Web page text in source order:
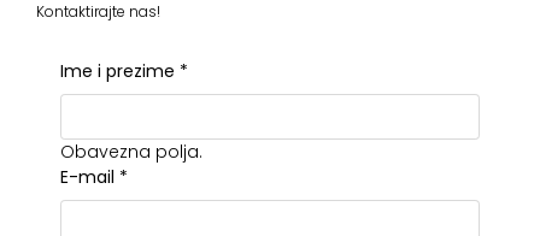
Kontaktirajte nas!
Ime i prezime *
Obavezna polja.
E-mail *